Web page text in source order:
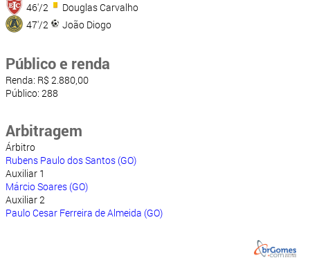
46'/2
Douglas Carvalho
47'/2
João Diogo
Público e renda
Renda: R$ 2.880,00
Público: 288
Arbitragem
Árbitro
Rubens Paulo dos Santos (GO)
Auxiliar 1
Márcio Soares (GO)
Auxiliar 2
Paulo Cesar Ferreira de Almeida (GO)